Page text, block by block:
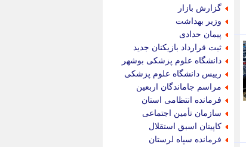
گزارش بازار
وزیر بهداشت
پیمان حدادی
ثبت قرارداد بازیکنان جدید
دانشگاه علوم پزشکی بوشهر
رییس دانشگاه علوم پزشکی
مراسم جاماندگان اربعین
فرمانده انتظامی استان
سازمان تأمین اجتماعی
کاپیتان اسبق استقلال
فرمانده سپاه لرستان